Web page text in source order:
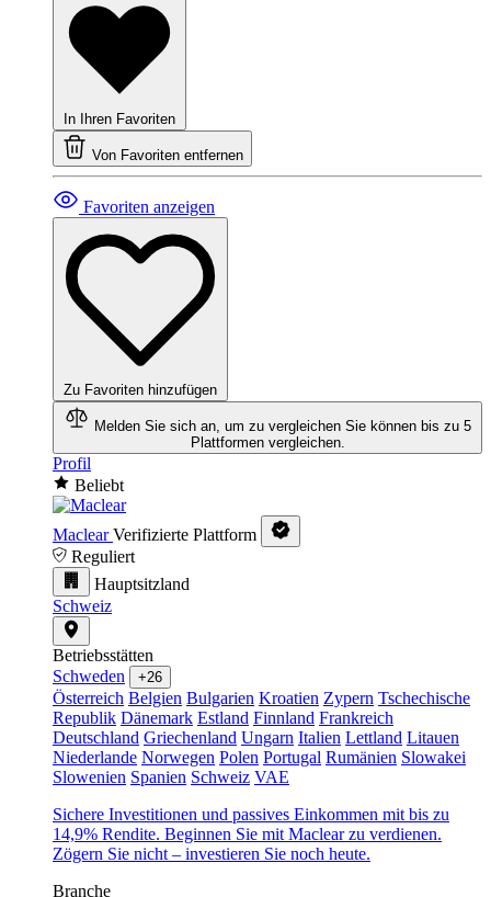
In Ihren Favoriten
Von Favoriten entfernen
Favoriten anzeigen
Zu Favoriten hinzufügen
Melden Sie sich an, um zu vergleichen Sie können bis zu 5
Plattformen vergleichen.
Profil
Beliebt
Maclear Verifizierte Plattform
Reguliert
Hauptsitzland
Schweiz
Betriebsstätten
Schweden
+26
Österreich Belgien Bulgarien Kroatien Zypern Tschechische
Republik Dänemark Estland Finnland Frankreich
Deutschland Griechenland Ungarn Italien Lettland Litauen
Niederlande Norwegen Polen Portugal Rumänien Slowakei
Slowenien Spanien Schweiz VAE
Sichere Investitionen und passives Einkommen mit bis zu
14,9% Rendite. Beginnen Sie mit Maclear zu verdienen.
Zögern Sie nicht – investieren Sie noch heute.
Branche